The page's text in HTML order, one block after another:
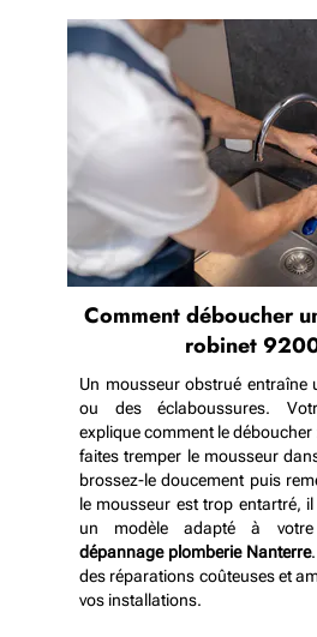
Comment déboucher
robinet
Un mousseur obstrué entraîne
ou des éclaboussures.
explique comment le déboucher
faites tremper le mousseur
brossez-le doucement puis
le mousseur est trop entartré,
un modèle adapté à
dépannage plomberie Nanterre
des réparations coûteuses et
vos installations.